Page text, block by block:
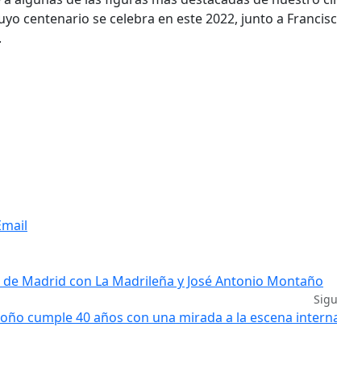
centenario se celebra en este 2022, junto a
Madrid con La Madrileña y José Antonio Montaño
cumple 40 años con una mirada a la escena